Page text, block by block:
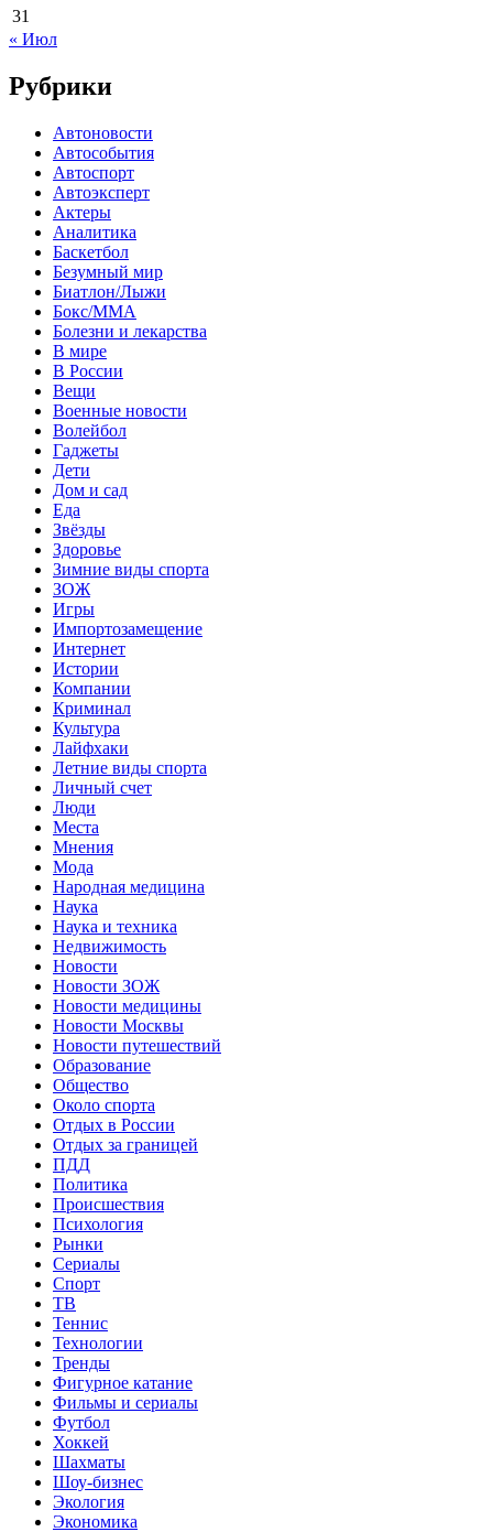
31
« Июл
Рубрики
Автоновости
Автособытия
Автоспорт
Автоэксперт
Актеры
Аналитика
Баскетбол
Безумный мир
Биатлон/Лыжи
Бокс/MMA
Болезни и лекарства
В мире
В России
Вещи
Военные новости
Волейбол
Гаджеты
Дети
Дом и сад
Еда
Звёзды
Здоровье
Зимние виды спорта
ЗОЖ
Игры
Импортозамещение
Интернет
Истории
Компании
Криминал
Культура
Лайфхаки
Летние виды спорта
Личный счет
Люди
Места
Мнения
Мода
Народная медицина
Наука
Наука и техника
Недвижимость
Новости
Новости ЗОЖ
Новости медицины
Новости Москвы
Новости путешествий
Образование
Общество
Около спорта
Отдых в России
Отдых за границей
ПДД
Политика
Происшествия
Психология
Рынки
Сериалы
Спорт
ТВ
Теннис
Технологии
Тренды
Фигурное катание
Фильмы и сериалы
Футбол
Хоккей
Шахматы
Шоу-бизнес
Экология
Экономика